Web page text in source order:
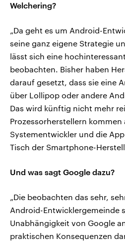
Welchering?
„Da geht es um Android-
seine ganz eigene Strategie
lässt sich eine
beobachten. Bisher haben
darauf gesetzt, dass sie eine
über Lollipop oder andere
Das wird künftig nicht mehr
Prozessorherstellern kommen
Systementwickler und die
Tisch der Smartphone-
Und was sagt Google dazu?
„Die beobachten das sehr,
Android-Entwicklergemeinde
Unabhängigkeit von Google
praktischen Konsequenzen